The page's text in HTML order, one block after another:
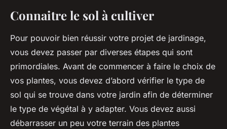
Connaitre le sol à cultiver
Pour pouvoir bien réussir votre projet de jardinage,
vous devez passer par diverses étapes qui sont
primordiales. Avant de commencer à faire le choix de
vos plantes, vous devez d’abord vérifier le type de
sol qui se trouve dans votre jardin afin de déterminer
le type de végétal à y adapter. Vous devez aussi
débarrasser un peu votre terrain des plantes